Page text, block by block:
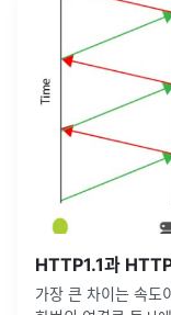
HTTP1.1과
가장 큰 차이는 속도